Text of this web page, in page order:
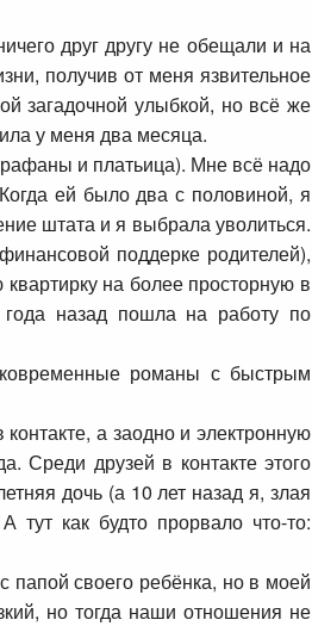
друг другу не обещали и на
получив от меня язвительное
загадочной улыбкой, но всё же
у меня два месяца.
и платьица). Мне всё надо
ей было два с половиной, я
штата и я выбрала уволиться.
поддерке родителей),
на более просторную в
назад пошла на работу по
романы с быстрым
а заодно и электронную
Среди друзей в контакте этого
дочь (а 10 лет назад я, злая
как будто прорвало что-то:
папой своего ребёнка, но в моей
но тогда наши отношения не